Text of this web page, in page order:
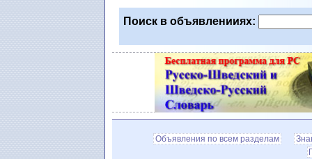
Поиск в объявленииях:
Объявления по всем разделам